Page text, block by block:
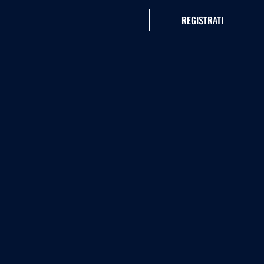
REGISTRATI